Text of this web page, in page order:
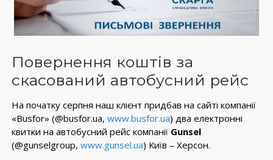
Повернення коштів за
скасований автобусний рейс
На початку серпня наш клієнт придбав на сайті компанії
«Busfor» (@busfor.ua,www.busfor.ua) два електронні
квитки на автобусний рейс компанії Gunsel
(@gunselgroup,www.gunsel.ua) Київ – Херсон.